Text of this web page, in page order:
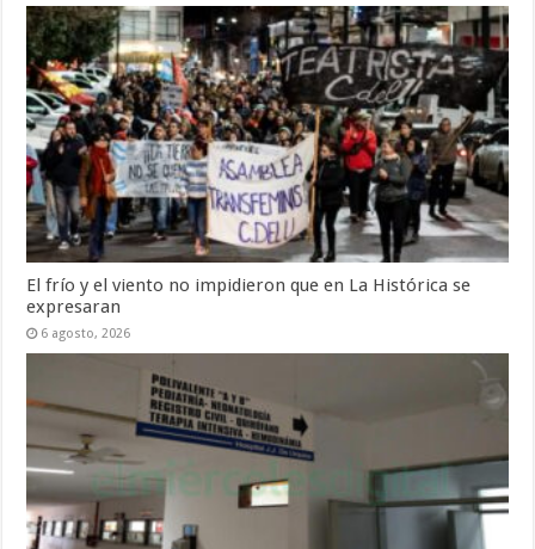
El frío y el viento no impidieron que en La Histórica se
expresaran
6 agosto, 2026